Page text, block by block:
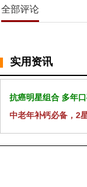
全部评论
实用资讯
抗癌明星组合 多年
中老年补钙必备，2